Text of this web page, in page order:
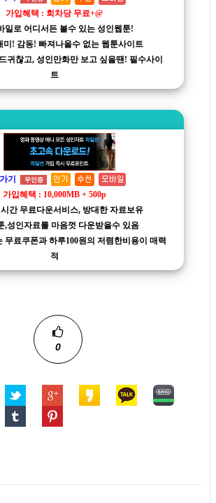
가입혜택 : 회차당 무료+@
일로 어디서든 볼수 있는 성인웹툰!
미! 감동! 빠져나올수 없는 웹툰사이트
귀찮고, 성인만화만 보고 싶을땐! 필수사이
트
기 무인증
가입혜택 : 10,000MB + 500p
간 무료다운서비스, 방대한 자료보유
,성인자료를 마음껏 다운받을수 있음
무료쿠폰과 하루100원의 저렴한비용이 매력
적
0